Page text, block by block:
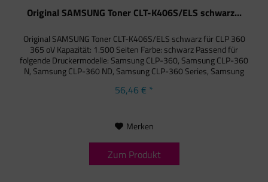
Original SAMSUNG Toner CLT-K406S/ELS schwarz...
Original SAMSUNG Toner CLT-K406S/ELS schwarz für CLP 360
365 oV Kapazität: 1.500 Seiten Farbe: schwarz Passend für
folgende Druckermodelle: Samsung CLP-360, Samsung CLP-360
N, Samsung CLP-360 ND, Samsung CLP-360 Series, Samsung
56,46 € *
Merken
Zum Produkt